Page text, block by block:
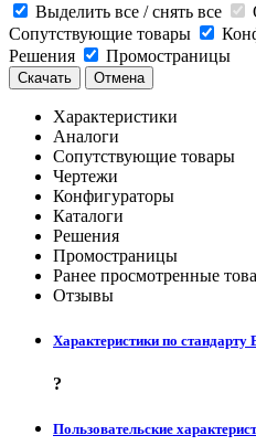
Выделить все / снять все
Сопутствующие товары
Решения
Промостраницы
Скачать Отмена
Характеристики
Аналоги
Сопутствующие товары
Чертежи
Конфигураторы
Каталоги
Решения
Промостраницы
Ранее просмотренные
Отзывы
Характеристики по стандарту
?
Пользовательские